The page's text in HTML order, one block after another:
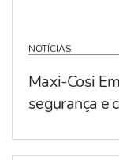
NOTÍCIAS
Maxi-Cosi
segurança e